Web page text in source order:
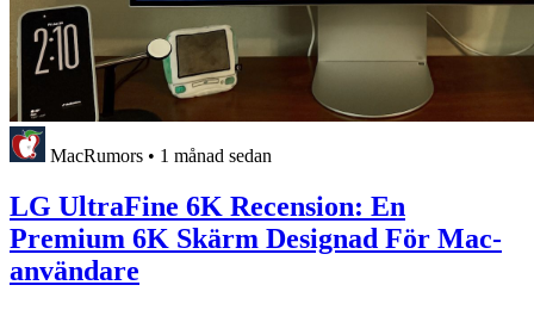
MacRumors • 1 månad sedan
LG UltraFine 6K Recension: En
Premium 6K Skärm Designad För Mac-
användare